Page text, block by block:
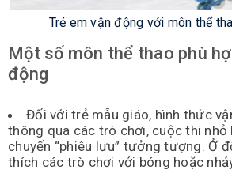
Trẻ em vận động với môn thể
Một số môn thể thao phù
động
Đối với trẻ mẫu giáo, hình thức
thông qua các trò chơi, cuộc thi nhỏ
chuyến “phiêu lưu” tưởng tượng. Ở
thích các trò chơi với bóng hoặc